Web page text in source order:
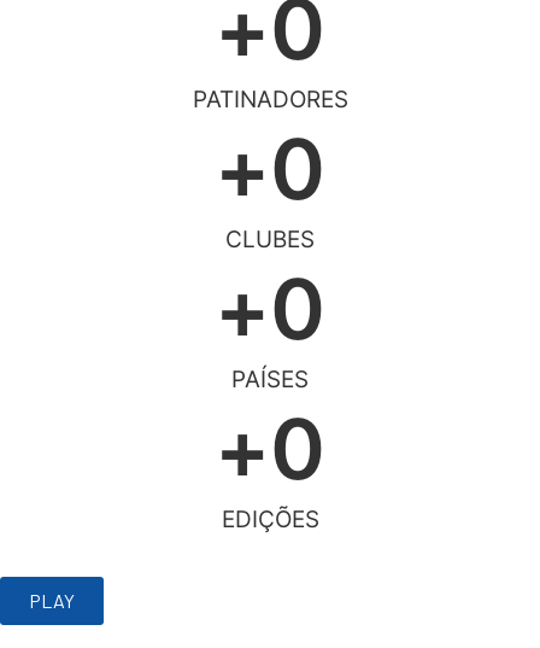
PATINADORES
+0
CLUBES​
+0
PAÍSES
+0
EDIÇÕES​
+0
PLAY